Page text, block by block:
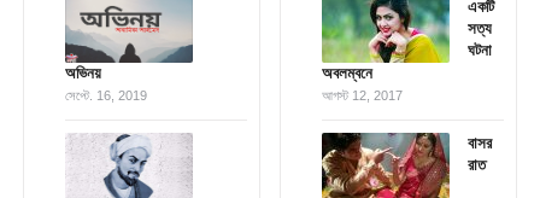
অভিনয়
সেপ্টে. 16, 2019
একটি
সত্য
ঘটনা
অবলম্বনে
আগস্ট 12, 2017
বাসর
রাত